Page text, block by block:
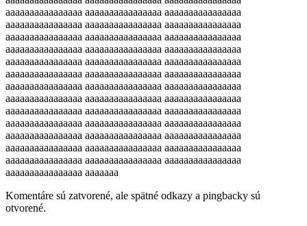
aaaaaaaaaaaaaaaa aaaaaaaaaaaaaaaa aaaaaaaaaaaaaaaa
aaaaaaaaaaaaaaaa aaaaaaaaaaaaaaaa aaaaaaaaaaaaaaaa
aaaaaaaaaaaaaaaa aaaaaaaaaaaaaaaa aaaaaaaaaaaaaaaa
aaaaaaaaaaaaaaaa aaaaaaaaaaaaaaaa aaaaaaaaaaaaaaaa
aaaaaaaaaaaaaaaa aaaaaaaaaaaaaaaa aaaaaaaaaaaaaaaa
aaaaaaaaaaaaaaaa aaaaaaaaaaaaaaaa aaaaaaaaaaaaaaaa
aaaaaaaaaaaaaaaa aaaaaaaaaaaaaaaa aaaaaaaaaaaaaaaa
aaaaaaaaaaaaaaaa aaaaaaaaaaaaaaaa aaaaaaaaaaaaaaaa
aaaaaaaaaaaaaaaa aaaaaaaaaaaaaaaa aaaaaaaaaaaaaaaa
aaaaaaaaaaaaaaaa aaaaaaaaaaaaaaaa aaaaaaaaaaaaaaaa
aaaaaaaaaaaaaaaa aaaaaaaaaaaaaaaa aaaaaaaaaaaaaaaa
aaaaaaaaaaaaaaaa aaaaaaaaaaaaaaaa aaaaaaaaaaaaaaaa
aaaaaaaaaaaaaaaa aaaaaaaaaaaaaaaa aaaaaaaaaaaaaaaa
aaaaaaaaaaaaaaaa aaaaaaa
Komentáre sú zatvorené, ale spätné odkazy a pingbacky sú
otvorené.